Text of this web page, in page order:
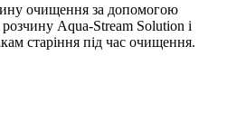
очищення за допомогою
Aqua-Stream Solution і
старіння під час очищення.